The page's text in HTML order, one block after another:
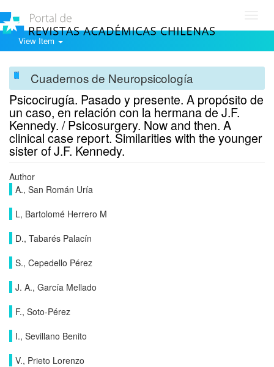
View Item
Cuadernos de Neuropsicología
Psicocirugía. Pasado y presente. A propósito de
un caso, en relación con la hermana de J.F.
Kennedy. / Psicosurgery. Now and then. A
clinical case report. Similarities with the younger
sister of J.F. Kennedy.
Author
A., San Román Uría
L, Bartolomé Herrero M
D., Tabarés Palacín
S., Cepedello Pérez
J. A., García Mellado
F., Soto-Pérez
I., Sevillano Benito
V., Prieto Lorenzo